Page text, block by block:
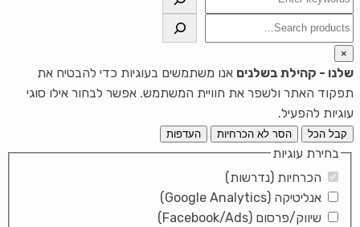
חיפוש
×
שלנו - קהילת בשלנים אנו משתמשים בעוגיות כדי להבטיח את
תפקוד האתר ולשפר את חוויית המשתמש. אפשר לבחור אילו סוגי
עוגיות להפעיל.
קבל הכל הסר לא הכרחיות העדפות
בחירת עוגיות
הכרחיות (נדרשות)
אנליטיקה (Google Analytics)
שיווק/פרסום (Facebook/Ads)